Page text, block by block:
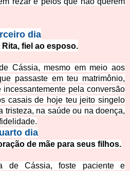
dia
Rita, fiel ao esposo.
Cássia, mesmo em meio aos
passaste em teu matrimônio,
pela conversão
casais de hoje teu jeito singelo
tristeza, na saúde ou na doença,
dia
de mãe para seus filhos.
de Cássia, foste paciente e